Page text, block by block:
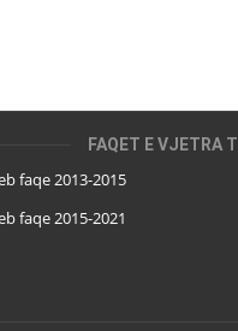
FAQET E VJETRA
faqe 2013-2015
faqe 2015-2021